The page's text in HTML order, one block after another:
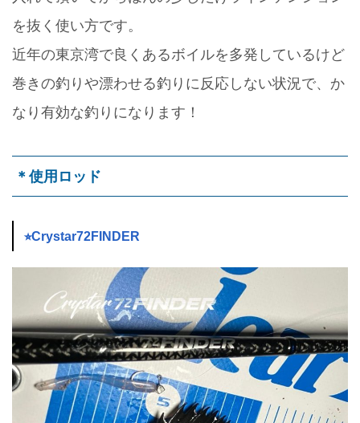
を抜く使い方です。
近年の東京湾で良くあるボイルを多発しているけど
巻きの釣りや漂わせる釣りに反応しない状況で、か
なり有効な釣りになります！
＊使用ロッド
⭐︎Crystar72FINDER